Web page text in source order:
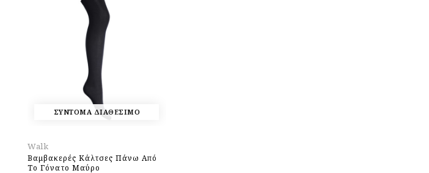
ΣΥΝΤΟΜΑ ΔΙΑΘΕΣΙΜΟ
Walk
Βαμβακερές Κάλτσες Πάνω Από
Το Γόνατο Μαύρο